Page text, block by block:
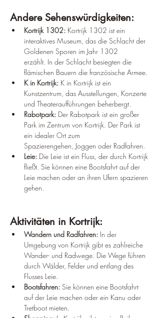
Andere Sehenswürdigkeiten:
Kortrijk 1302: Kortrijk 1302 ist ein
interaktives Museum, das die Schlacht der
Goldenen Sporen im Jahr 1302
erzählt. In der Schlacht besiegten die
flämischen Bauern die französische Armee.
K in Kortrijk: K in Kortrijk ist ein
Kunstzentrum, das Ausstellungen, Konzerte
und Theateraufführungen beherbergt.
Rabotpark: Der Rabotpark ist ein großer
Park im Zentrum von Kortrijk. Der Park ist
ein idealer Ort zum
Spazierengehen, Joggen oder Radfahren.
Leie: Die Leie ist ein Fluss, der durch Kortrijk
fließt. Sie können eine Bootsfahrt auf der
Leie machen oder an ihren Ufern spazieren
gehen.
Aktivitäten in Kortrijk:
Wandern und Radfahren: In der
Umgebung von Kortrijk gibt es zahlreiche
Wander- und Radwege. Die Wege führen
durch Wälder, Felder und entlang des
Flusses Leie.
Bootsfahren: Sie können eine Bootsfahrt
auf der Leie machen oder ein Kanu oder
Tretboot mieten.